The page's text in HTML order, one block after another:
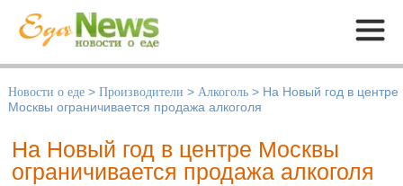
Меню
Новости о еде > Производители > Алкоголь > На Новый год в центре
Москвы ограничивается продажа алкоголя
На Новый год в центре Москвы
ограничивается продажа алкоголя